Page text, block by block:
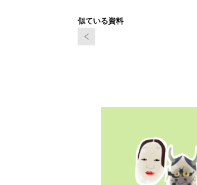
似ている資料